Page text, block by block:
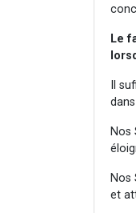
Le
Il
Nos
Nos
et